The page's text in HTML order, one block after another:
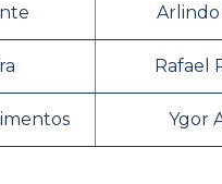
Arlindo
Rafael
Ygor